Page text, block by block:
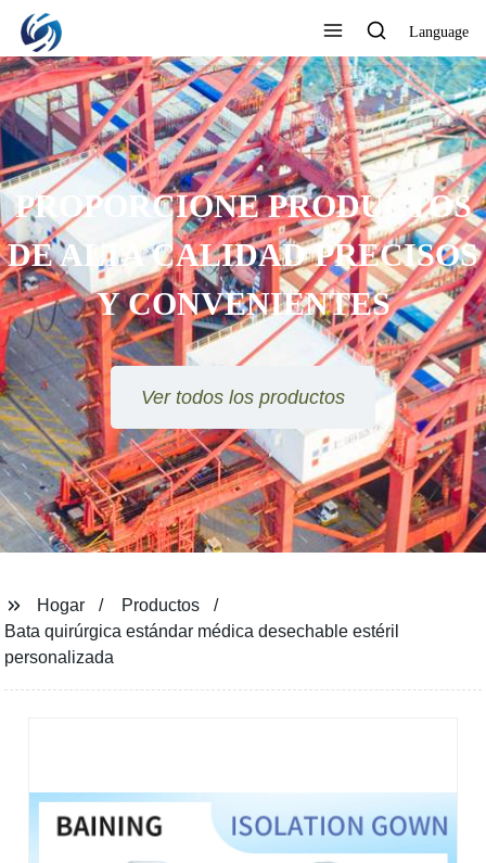
Language
MEJORA CONSTANTE,
CALIDAD EXTRAORDINARIA
Ver todos los productos
Hogar
Productos
Bata quirúrgica estándar médica desechable estéril
personalizada